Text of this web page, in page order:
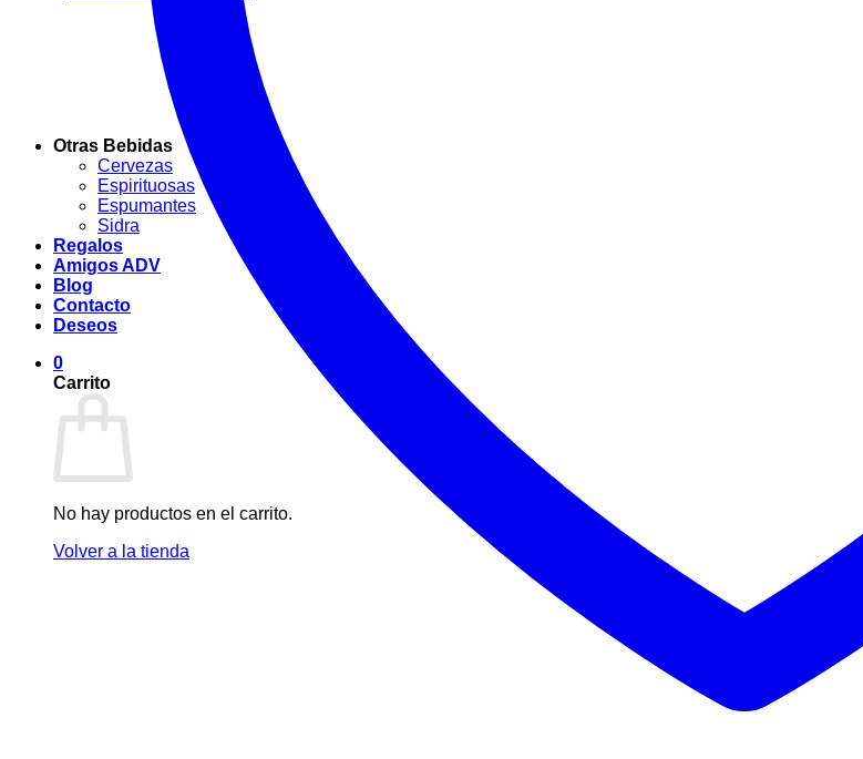
Otras Bebidas
Cervezas
Espirituosas
Espumantes
Sidra
Regalos
Amigos ADV
Blog
Contacto
Deseos
0
Carrito
No hay productos en el carrito.
Volver a la tienda